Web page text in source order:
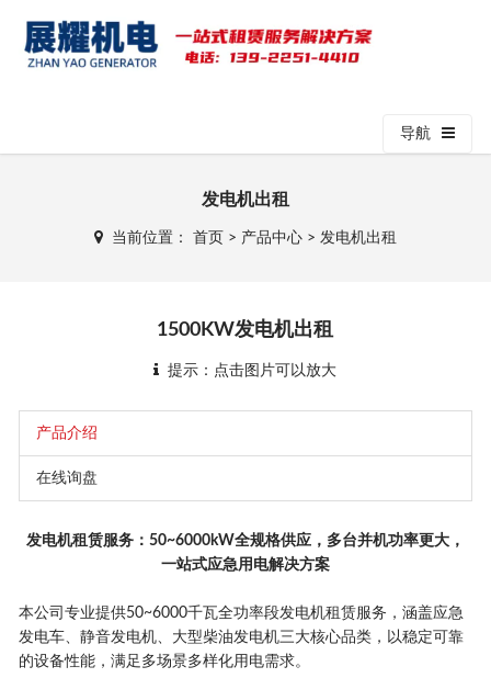
导航
发电机出租
当前位置： 首页 > 产品中心> 发电机出租
1500KW发电机出租
提示：点击图片可以放大
产品介绍
在线询盘
发电机租赁服务：50~6000kW全规格供应，多台并机功率更大，
一站式应急用电解决方案
本公司专业提供50~6000千瓦全功率段发电机租赁服务，涵盖应急
发电车、静音发电机、大型柴油发电机三大核心品类，以稳定可靠
的设备性能，满足多场景多样化用电需求。